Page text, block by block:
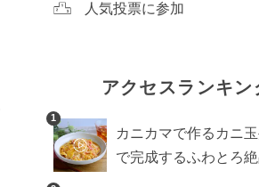
人気投票に参加
アクセスランキン
1
カニカマで作るカニ
で完成するふわとろ